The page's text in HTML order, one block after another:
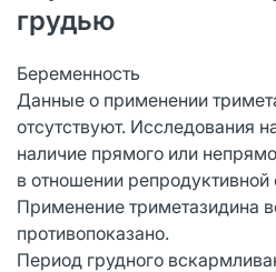
грудью
Беременность
Данные о применении
отсутствуют. Исследования
наличие прямого или
в отношении репродуктивной
Применение триметазидина
противопоказано.
Период грудного